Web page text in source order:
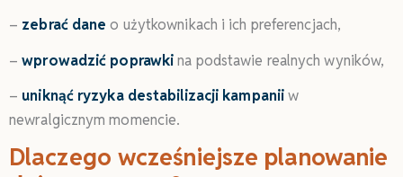
– zebrać dane o użytkownikach i ich preferencjach,
–wprowadzić poprawkina podstawie realnych wyników,
– uniknąć ryzyka destabilizacji kampaniiw
newralgicznym momencie.
Dlaczego wcześniejsze planowanie